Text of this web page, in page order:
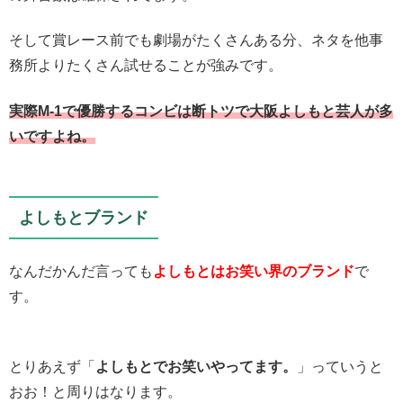
そして賞レース前でも劇場がたくさんある分、ネタを他事
務所よりたくさん試せることが強みです。
実際M-1で優勝するコンビは断トツで大阪よしもと芸人が多
いですよね。
よしもとブランド
なんだかんだ言っても よしもとはお笑い界のブランドで
す。
とりあえず「 よしもとでお笑いやってます。
」っていうと
おお！と周りはなります。